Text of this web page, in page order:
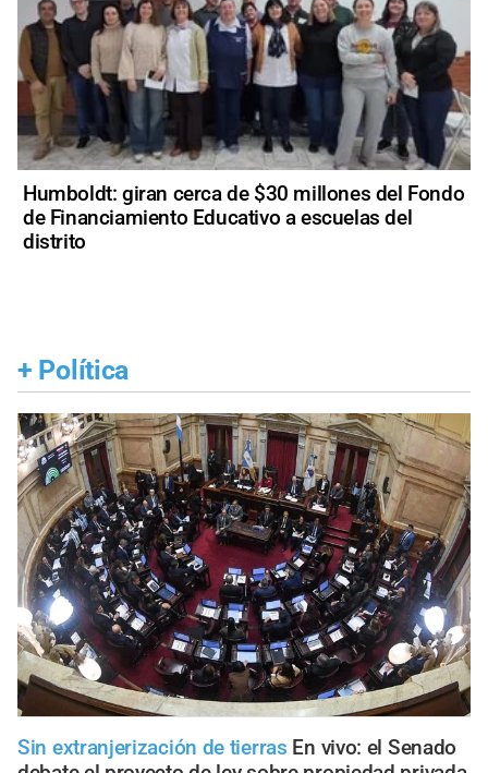
Humboldt: giran cerca de $30 millones del Fondo
de Financiamiento Educativo a escuelas del
distrito
+ Política
Sin extranjerización de tierras En vivo: el Senado